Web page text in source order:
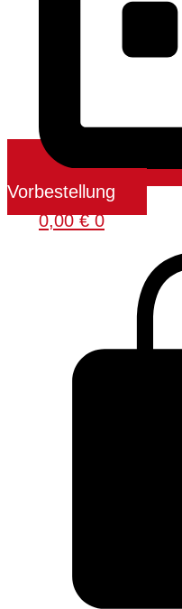
Vorbestellung
0,00€ 0